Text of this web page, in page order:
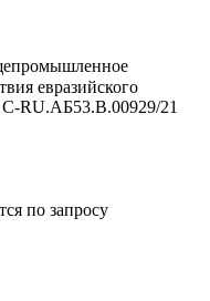
евразийского
RU.АБ53.В.00929/21
по запросу